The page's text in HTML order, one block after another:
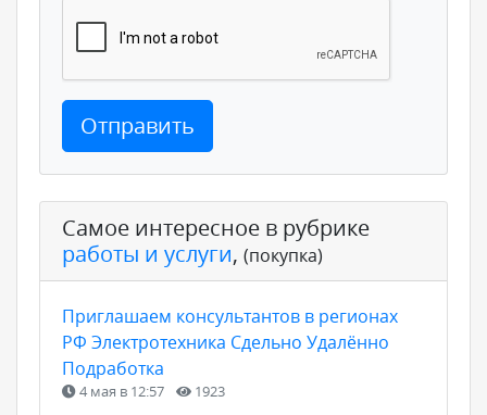
Отправить
Самое интересное в рубрике
работы и услуги, (покупка)
Приглашаем консультантов в регионах
РФ Электротехника Сдельно Удалённо
Подработка
4 мая в 12:57 1923